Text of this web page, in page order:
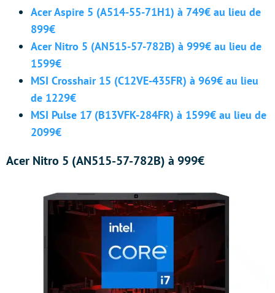
Acer Aspire 5 (A514-55-71H1) à 749€ au lieu de
899€
Acer Nitro 5 (AN515-57-782B) à 999€ au lieu de
1599€
MSI Crosshair 15 (C12VE-435FR) à 969€ au lieu
de 1229€
MSI Pulse 17 (B13VFK-284FR) à 1599€ au lieu de
2099€
Acer Nitro 5 (AN515-57-782B) à 999€